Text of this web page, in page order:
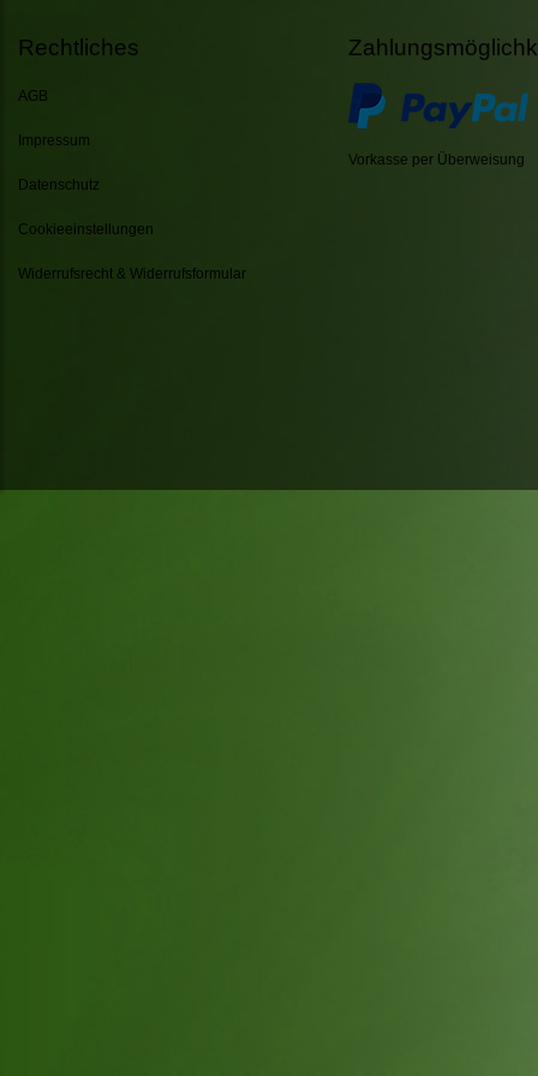
Rechtliches
AGB
Impressum
Datenschutz
Cookieeinstellungen
Widerrufsrecht & Widerrufsformular
Vorkasse per Überweisung